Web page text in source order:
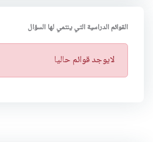
القوائم الدراسية التي ينتمي لها السؤال
ت
ن
لايوجد قوائم حاليا